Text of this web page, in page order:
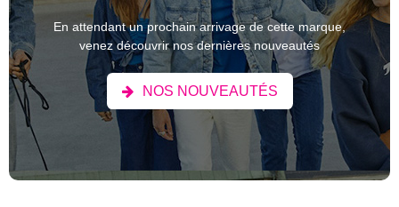
En attendant un prochain arrivage de cette marque,
venez découvrir nos dernières nouveautés
NOS NOUVEAUTÉS